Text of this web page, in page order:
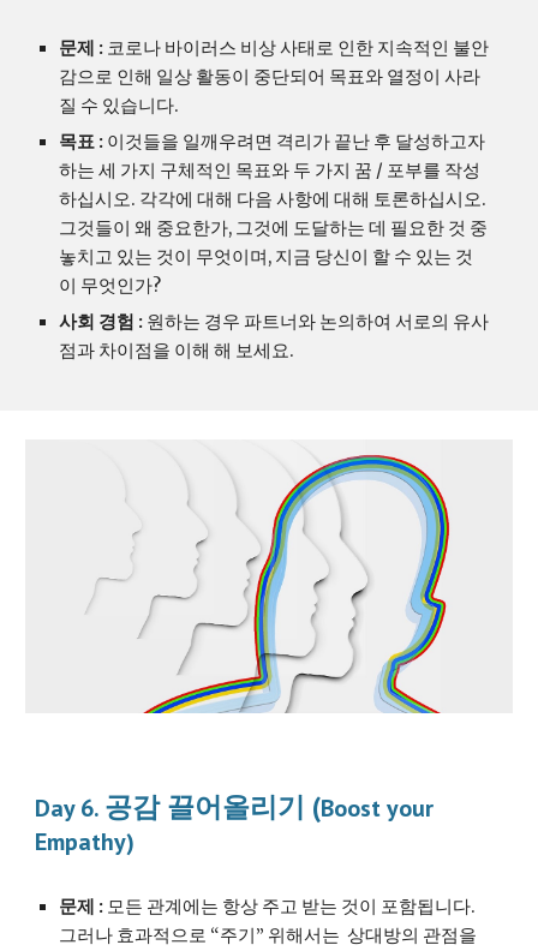
문제 : 코로나 바이러스 비상 사태로 인한 지속적인 불안
감으로 인해 일상 활동이 중단되어 목표와 열정이 사라
질 수 있습니다.
목표 : 이것들을 일깨우려면 격리가 끝난 후 달성하고자
하는 세 가지 구체적인 목표와 두 가지 꿈 / 포부를 작성
하십시오. 각각에 대해 다음 사항에 대해 토론하십시오.
그것들이 왜 중요한가, 그것에 도달하는 데 필요한 것 중
놓치고 있는 것이 무엇이며, 지금 당신이 할 수 있는 것
이 무엇인가?
사회 경험 : 원하는 경우 파트너와 논의하여 서로의 유사
점과 차이점을 이해 해 보세요.
Day 6. 공감 끌어올리기 (Boost your
Empathy)
문제 : 모든 관계에는 항상 주고 받는 것이 포함됩니다.
그러나 효과적으로 “주기” 위해서는  상대방의 관점을